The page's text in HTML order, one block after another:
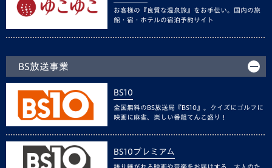
お客様の『良質な温泉旅』をお手伝い。国内の旅
館・宿・ホテルの宿泊予約サイト
BS放送事業
BS10
全国無料のBS放送局『BS10』。クイズにゴルフに
映画に麻雀、楽しい番組てんこ盛り！
BS10プレミアム
語り継がれる映画や音楽をお届けする、大人のた